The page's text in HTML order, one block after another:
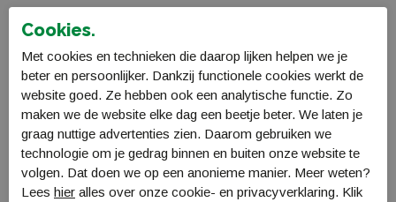
Cookies.
Met cookies en technieken die daarop lijken helpen we je
beter en persoonlijker. Dankzij functionele cookies werkt de
website goed. Ze hebben ook een analytische functie. Zo
maken we de website elke dag een beetje beter. We laten je
graag nuttige advertenties zien. Daarom gebruiken we
technologie om je gedrag binnen en buiten onze website te
volgen. Dat doen we op een anonieme manier. Meer weten?
Lees hier alles over onze cookie- en privacyverklaring. Klik